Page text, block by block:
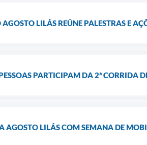
LILÁS REÚNE PALESTRAS E
PARTICIPAM DA 2ª CORRIDA
AGOSTO LILÁS COM SEMANA DE